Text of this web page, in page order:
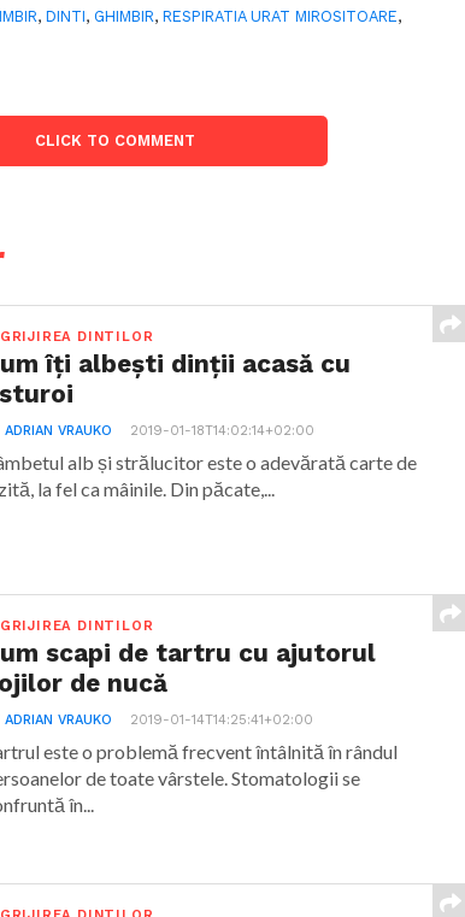
,DINTI, GHIMBIR,RESPIRATIA URAT MIROSITOARE,
CLICK TO COMMENT
DINTILOR
îți albești dinții acasă cu
ADRIAN VRAUKO 2019-01-18T14:02:14+02:00
alb și strălucitor este o adevărată carte de
la fel ca mâinile. Din păcate,...
DINTILOR
scapi de tartru cu ajutorul
de nucă
ADRIAN VRAUKO 2019-01-14T14:25:41+02:00
este o problemă frecvent întâlnită în rândul
de toate vârstele. Stomatologii se
în...